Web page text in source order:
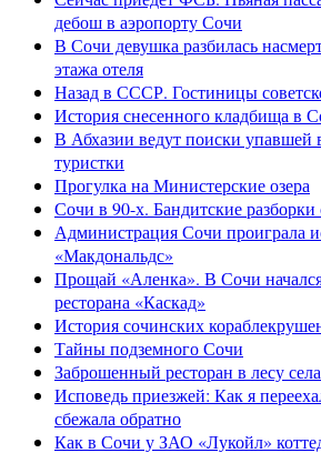
дебош в аэропорту Сочи
В Сочи девушка разбилась
этажа отеля
Назад в СССР. Гостиницы
История снесенного кладбища в
В Абхазии ведут поиски упавшей
туристки
Прогулка на Министерские озера
Сочи в 90-х. Бандитские разборки
Администрация Сочи проиграла
«Макдональдс»
Прощай «Аленка». В Сочи
ресторана «Каскад»
История сочинских
Тайны подземного Сочи
Заброшенный ресторан в лесу
Исповедь приезжей: Как я
сбежала обратно
Как в Сочи у ЗАО «Лукойл»